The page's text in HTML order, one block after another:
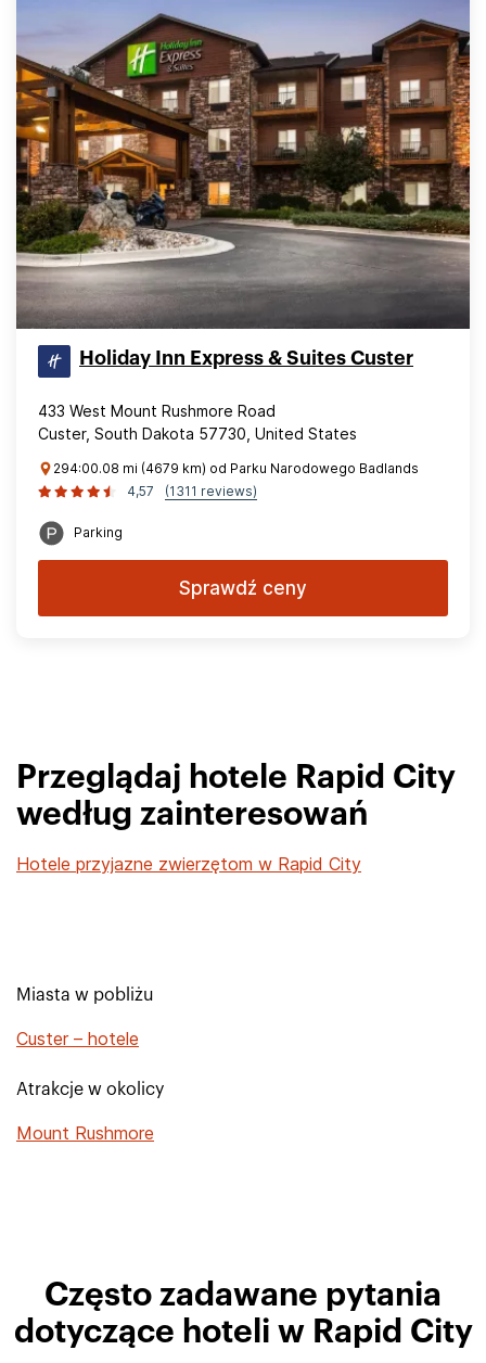
Holiday Inn Express & Suites Custer
433 West Mount Rushmore Road
Custer, South Dakota 57730, United States
294:00.08 mi (4679 km) od Parku Narodowego Badlands
4,57
(1311 reviews)
Parking
Sprawdź ceny
Przeglądaj hotele Rapid City
według zainteresowań
Hotele przyjazne zwierzętom w Rapid City
Miasta w pobliżu
Custer – hotele
Atrakcje w okolicy
Mount Rushmore
Często zadawane pytania
dotyczące hoteli w Rapid City